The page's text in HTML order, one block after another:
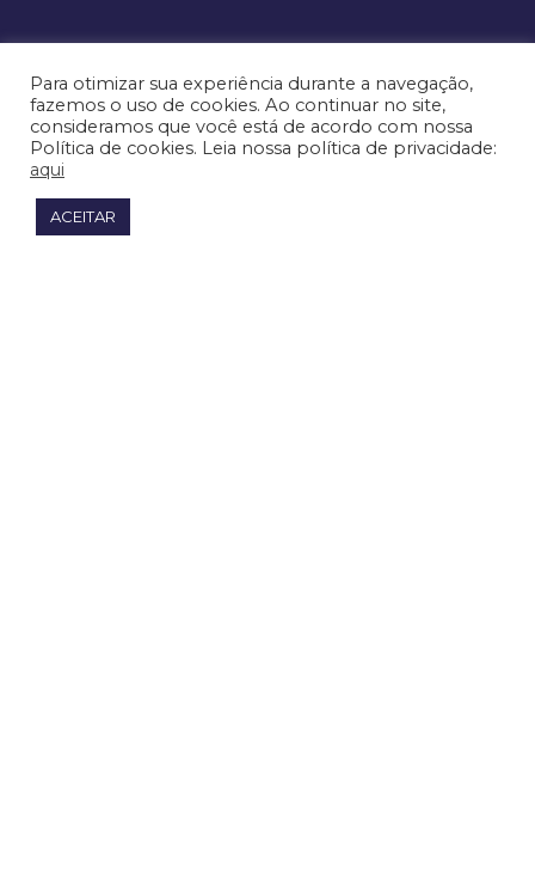
Para otimizar sua experiência durante a navegação,
fazemos o uso de cookies. Ao continuar no site,
consideramos que você está de acordo com nossa
Política de cookies. Leia nossa política de privacidade:
aqui
ACEITAR